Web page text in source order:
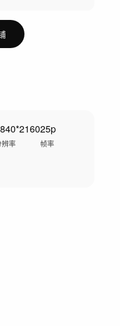
辨率
25p
帧率